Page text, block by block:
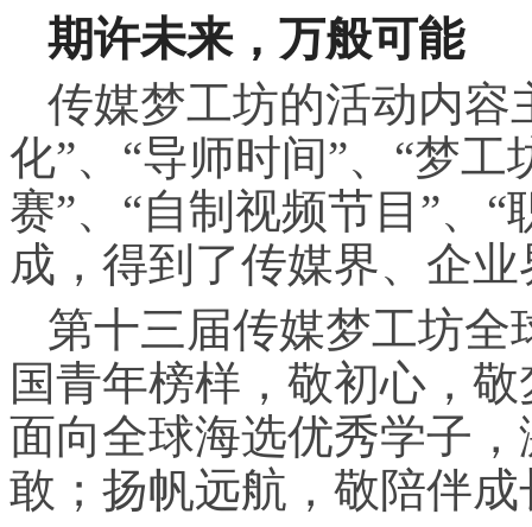
期许未来，万般可能
传媒梦工坊的活动内容
化”、“导师时间”、“梦
赛”、“自制视频节目”、
成，得到了传媒界、企
第十三届传媒梦工坊全
国青年榜样，敬初心，
面向全球海选优秀学子
敢；扬帆远航，敬陪伴